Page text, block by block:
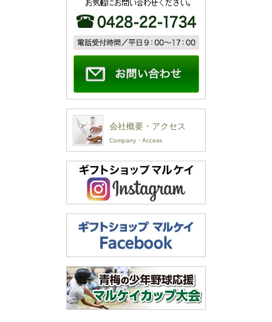
会社概要・アクセス
Company・Access